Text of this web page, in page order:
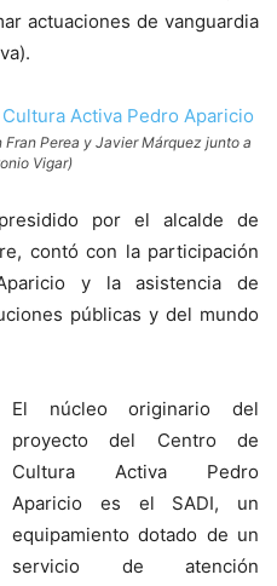
actuaciones de vanguardia
Perea y Javier Márquez junto a
Vigar)
por el alcalde de
contó con la participación
y la asistencia de
públicas y del mundo
El núcleo originario del
proyecto del Centro de
Cultura Activa Pedro
Aparicio es el SADI, un
equipamiento dotado de un
servicio de atención